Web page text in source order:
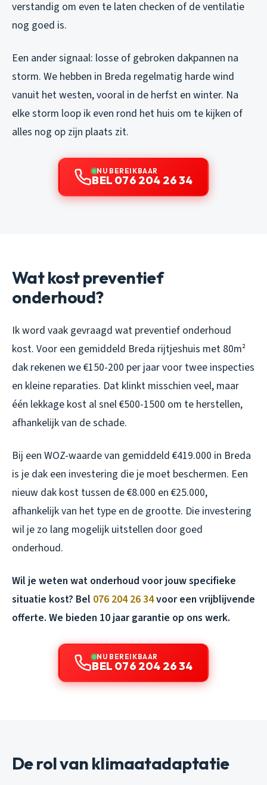
verstandig om even te laten checken of de ventilatie
nog goed is.
Een ander signaal: losse of gebroken dakpannen na
storm. We hebben in Breda regelmatig harde wind
vanuit het westen, vooral in de herfst en winter. Na
elke storm loop ik even rond het huis om te kijken of
alles nog op zijn plaats zit.
NU BEREIKBAAR
BEL 076 204 26 34
Wat kost preventief
onderhoud?
Ik word vaak gevraagd wat preventief onderhoud
kost. Voor een gemiddeld Breda rijtjeshuis met 80m²
dak rekenen we €150-200 per jaar voor twee inspecties
en kleine reparaties. Dat klinkt misschien veel, maar
één lekkage kost al snel €500-1500 om te herstellen,
afhankelijk van de schade.
Bij een WOZ-waarde van gemiddeld €419.000 in Breda
is je dak een investering die je moet beschermen. Een
nieuw dak kost tussen de €8.000 en €25.000,
afhankelijk van het type en de grootte. Die investering
wil je zo lang mogelijk uitstellen door goed
onderhoud.
Wil je weten wat onderhoud voor jouw specifieke
situatie kost? Bel 076 204 26 34voor een vrijblijvende
offerte. We bieden 10 jaar garantie op ons werk.
NU BEREIKBAAR
BEL 076 204 26 34
De rol van klimaatadaptatie